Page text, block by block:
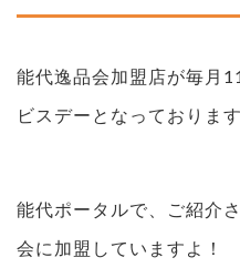
能代逸品会加盟店が毎月
ビスデーとなっております
能代ポータルで、ご紹介
会に加盟していますよ！